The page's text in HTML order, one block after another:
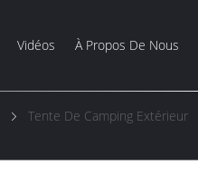
Vidéos À Propos De Nous
Tente De Camping Extérieur